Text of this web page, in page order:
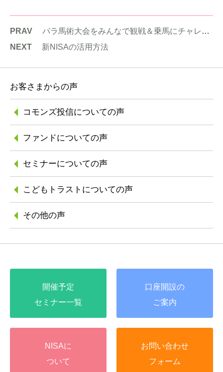
PRAV
パラ馬術大会をみんなで観戦＆乗馬にチャレンジ 第2弾！
NEXT
新NISAの活用方法
お客さまからの声
コモンズ投信についての声
ファンドについての声
セミナーについての声
こどもトラストについての声
その他の声
開催予定
セミナー一覧
口座開設の
ご案内
NISAに
ついて
お問い合わせ
フォーム